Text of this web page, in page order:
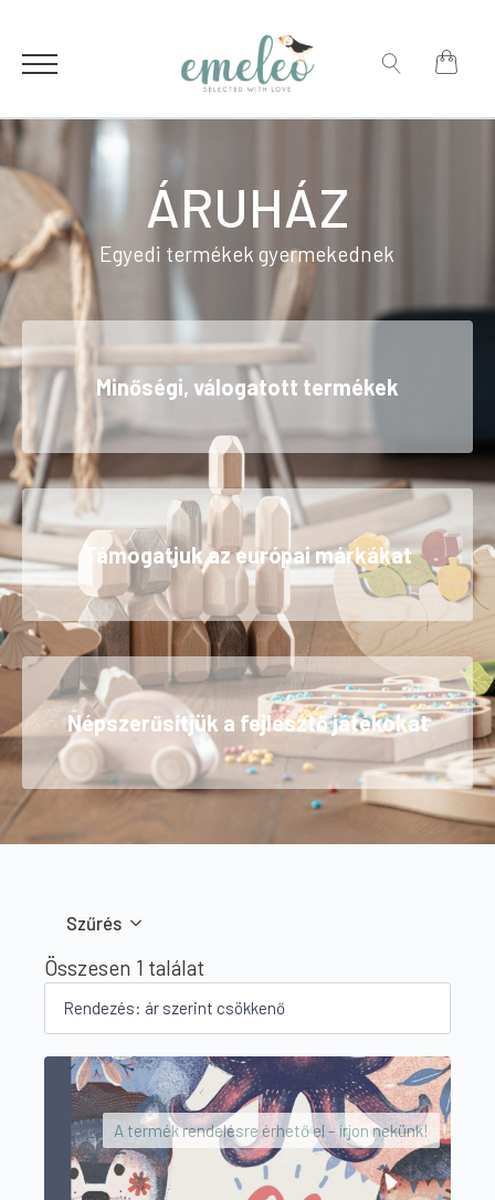
ÁRUHÁZ
Egyedi termékek gyermekednek
Minőségi, válogatott termékek
Támogatjuk az európai márkákat
Népszerűsítjük a fejlesztő játékokat
Szűrés
Összesen 1 találat
A termék rendelésre érhető el – írjon nekünk!